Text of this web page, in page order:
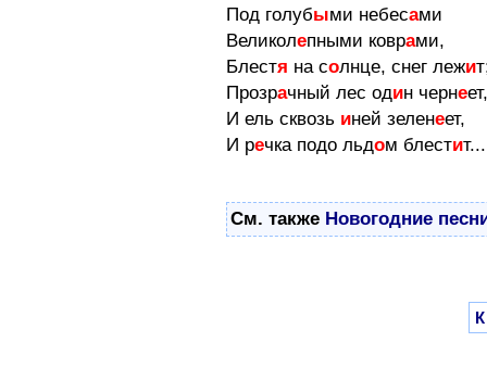
Под голубыми небесами
Великолепными коврами,
Блестя на солнце, снег лежи
Прозрачный лес один чернеет,
И ель сквозь иней зеленеет,
И речка подо льдом блестит...
См. также Новогодние